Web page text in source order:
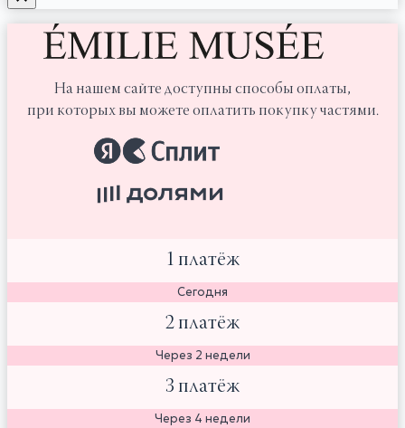
На нашем сайте доступны способы оплаты,
при которых вы можете оплатить покупку частями.
1 платёж
Сегодня
2 платёж
Через 2 недели
3 платёж
Через 4 недели